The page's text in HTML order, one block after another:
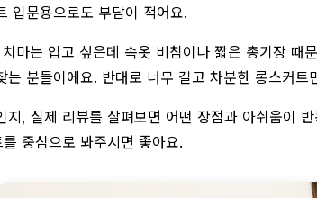
입문용으로도 부담이 적어요.
마는 입고 싶은데 속옷 비침이나 짧은 총기장 때
는 분들이에요. 반대로 너무 길고 차분한 롱스커
지, 실제 리뷰를 살펴보면 어떤 장점과 아쉬움이
중심으로 봐주시면 좋아요.